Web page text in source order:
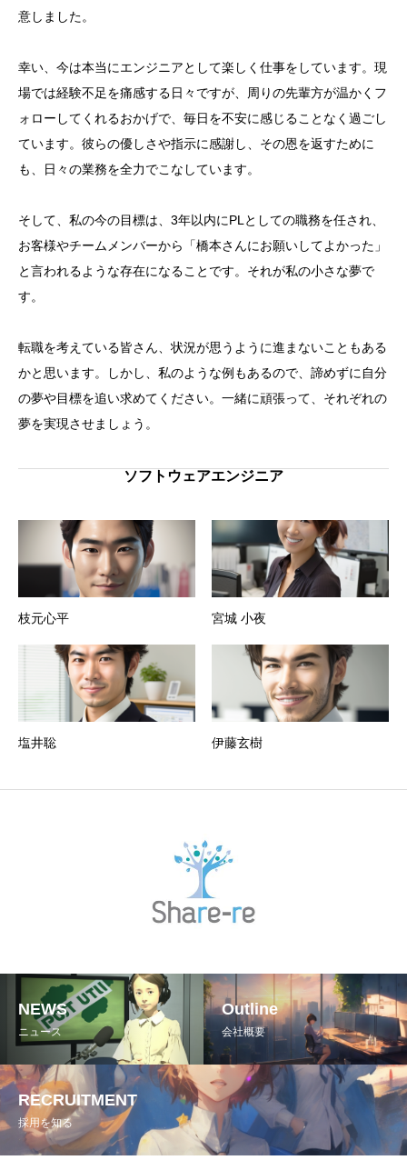
意しました。
幸い、今は本当にエンジニアとして楽しく仕事をしています。現
場では経験不足を痛感する日々ですが、周りの先輩方が温かくフ
ォローしてくれるおかげで、毎日を不安に感じることなく過ごし
ています。彼らの優しさや指示に感謝し、その恩を返すために
も、日々の業務を全力でこなしています。
そして、私の今の目標は、3年以内にPLとしての職務を任され、
お客様やチームメンバーから「橋本さんにお願いしてよかった」
と言われるような存在になることです。それが私の小さな夢で
す。
転職を考えている皆さん、状況が思うように進まないこともある
かと思います。しかし、私のような例もあるので、諦めずに自分
の夢や目標を追い求めてください。一緒に頑張って、それぞれの
夢を実現させましょう。
ソフトウェアエンジニア
枝元心平 宮城 小夜
塩井聡 伊藤玄樹
NEWS
ニュース
Outline
会社概要
RECRUITMENT
採用を知る